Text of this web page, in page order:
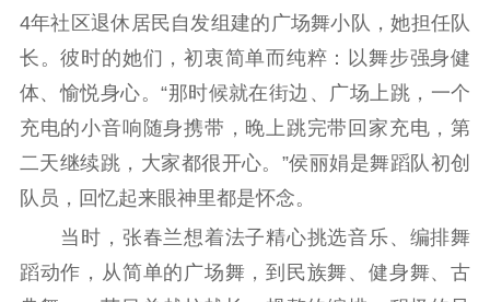
精神文明
先进典型
社会宣传
思想政治教育 爱国主义教育
红色资源保护利
用
4年社区退休居民自发组建的广场舞小队，她担任队
长。彼时的她们，初衷简单而纯粹：以舞步强身健
体、愉悦身心。“那时候就在街边、广场上跳，一个
充电的小音响随身携带，晚上跳完带回家充电，第
二天继续跳，大家都很开心。”侯丽娟是舞蹈队初创
队员，回忆起来眼神里都是怀念。
当时，张春兰想着法子精心挑选音乐、编排舞
蹈动作，从简单的广场舞，到民族舞、健身舞、古